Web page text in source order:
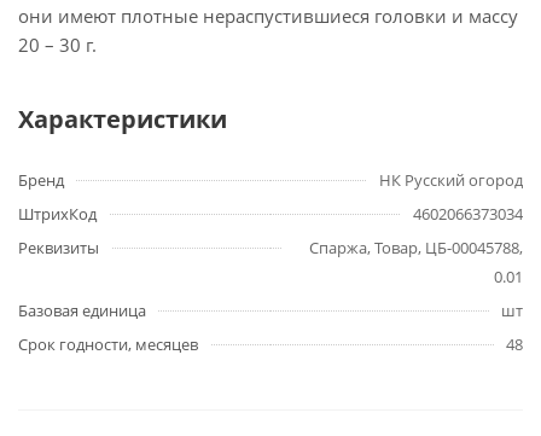
они имеют плотные нераспустившиеся головки и массу
20 – 30 г.
Характеристики
Бренд
НК Русский огород
ШтрихКод
4602066373034
Реквизиты
Спаржа, Товар, ЦБ-00045788,
0.01
Базовая единица
шт
Срок годности, месяцев
48